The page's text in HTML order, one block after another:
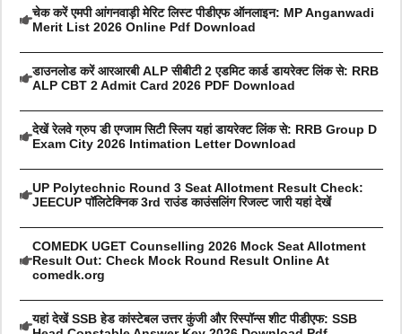
चेक करें एमपी आंगनवाड़ी मेरिट लिस्ट पीडीएफ ऑनलाइन: MP Anganwadi
Merit List 2026 Online Pdf Download
डाउनलोड करें आरआरबी ALP सीबीटी 2 एडमिट कार्ड डायरेक्ट लिंक से: RRB
ALP CBT 2 Admit Card 2026 PDF Download
देखें रेलवे ग्रुप डी एग्जाम सिटी स्लिप यहां डायरेक्ट लिंक से: RRB Group D
Exam City 2026 Intimation Letter Download
UP Polytechnic Round 3 Seat Allotment Result Check:
JEECUP पॉलिटेक्निक 3rd राउंड काउंसलिंग रिजल्ट जारी यहां देखें
COMEDK UGET Counselling 2026 Mock Seat Allotment
Result Out: Check Mock Round Result Online At
comedk.org
यहां देखें SSB हेड कांस्टेबल उत्तर कुंजी और रिस्पॉन्स शीट पीडीएफ: SSB